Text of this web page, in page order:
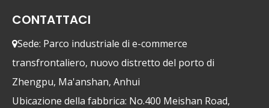
CONTATTACI
Sede: Parco industriale di e-commerce
transfrontaliero, nuovo distretto del porto di
Zhengpu, Ma'anshan, Anhui
Ubicazione della fabbrica: No.400 Meishan Road,